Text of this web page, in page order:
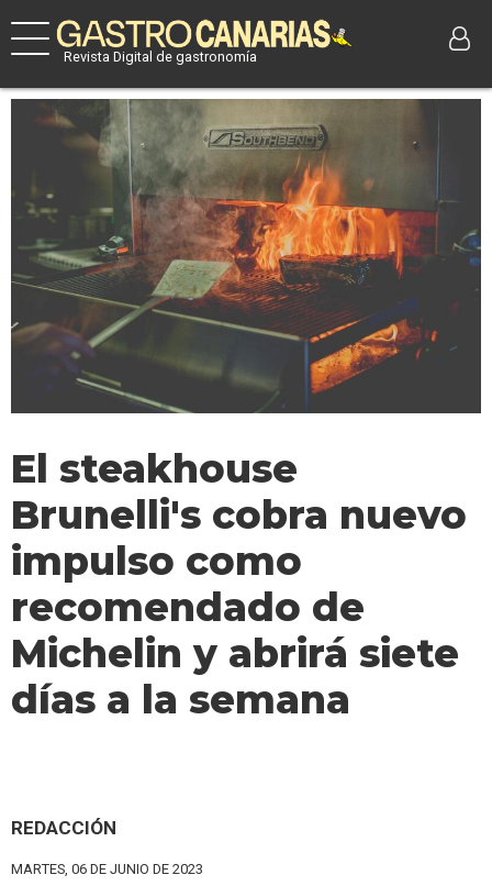
Revista Digital de gastronomía
El steakhouse
Brunelli's cobra nuevo
impulso como
recomendado de
Michelin y abrirá siete
días a la semana
REDACCIÓN
MARTES, 06 DE JUNIO DE 2023